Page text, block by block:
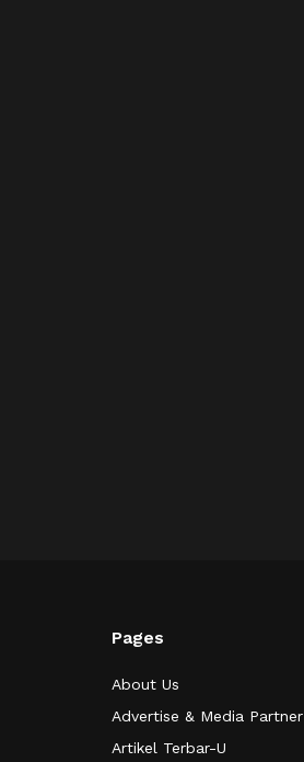
Pages
About Us
Advertise & Media Partner
Artikel Terbar-U